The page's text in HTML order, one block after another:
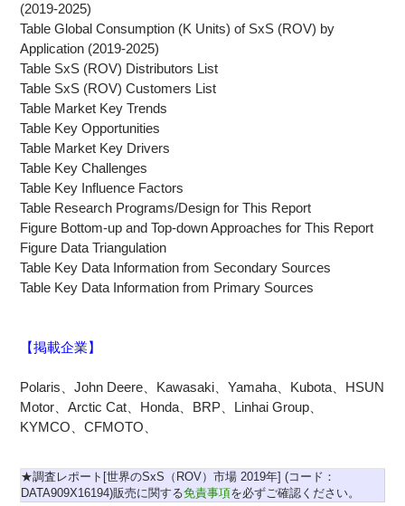
(2019-2025)
Table Global Consumption (K Units) of SxS (ROV) by
Application (2019-2025)
Table SxS (ROV) Distributors List
Table SxS (ROV) Customers List
Table Market Key Trends
Table Key Opportunities
Table Market Key Drivers
Table Key Challenges
Table Key Influence Factors
Table Research Programs/Design for This Report
Figure Bottom-up and Top-down Approaches for This Report
Figure Data Triangulation
Table Key Data Information from Secondary Sources
Table Key Data Information from Primary Sources
【掲載企業】
Polaris、John Deere、Kawasaki、Yamaha、Kubota、HSUN
Motor、Arctic Cat、Honda、BRP、Linhai Group、
KYMCO、CFMOTO、
★調査レポート[世界のSxS（ROV）市場 2019年] (コード：
DATA909X16194)販売に関する免責事項を必ずご確認ください。